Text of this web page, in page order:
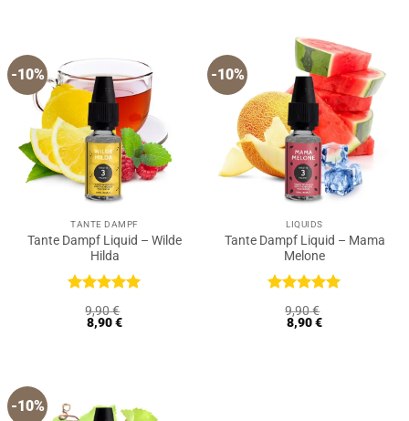
-10%
TANTE DAMPF
Tante Dampf Liquid – Wilde
Hilda
Bewertet
mit5von
9,90€
8,90€
-10%
LIQUIDS
Tante Dampf Liquid – Mama
Melone
Bewertet
mit5von
9,90€
8,90€
-10%